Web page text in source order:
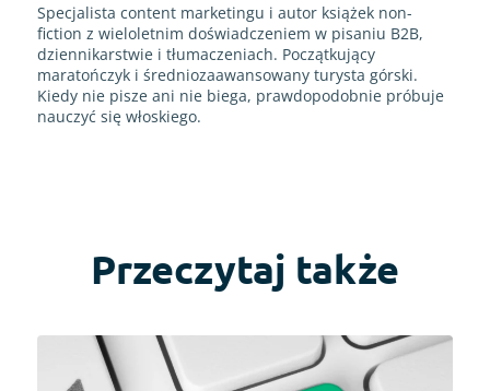
Specjalista content marketingu i autor książek non-
fiction z wieloletnim doświadczeniem w pisaniu B2B,
dziennikarstwie i tłumaczeniach. Początkujący
maratończyk i średniozaawansowany turysta górski.
Kiedy nie pisze ani nie biega, prawdopodobnie próbuje
nauczyć się włoskiego.
Przeczytaj także